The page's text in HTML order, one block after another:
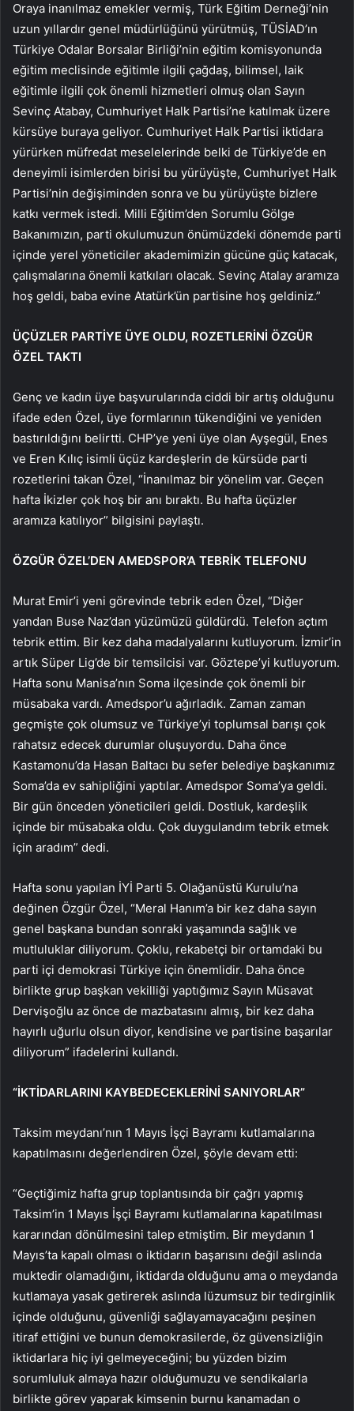
Oraya inanılmaz emekler vermiş, Türk Eğitim Derneği’nin
uzun yıllardır genel müdürlüğünü yürütmüş, TÜSİAD’ın
Türkiye Odalar Borsalar Birliği’nin eğitim komisyonunda
eğitim meclisinde eğitimle ilgili çağdaş, bilimsel, laik
eğitimle ilgili çok önemli hizmetleri olmuş olan Sayın
Sevinç Atabay, Cumhuriyet Halk Partisi’ne katılmak üzere
kürsüye buraya geliyor. Cumhuriyet Halk Partisi iktidara
yürürken müfredat meselelerinde belki de Türkiye’de en
deneyimli isimlerden birisi bu yürüyüşte, Cumhuriyet Halk
Partisi’nin değişiminden sonra ve bu yürüyüşte bizlere
katkı vermek istedi. Milli Eğitim’den Sorumlu Gölge
Bakanımızın, parti okulumuzun önümüzdeki dönemde parti
içinde yerel yöneticiler akademimizin gücüne güç katacak,
çalışmalarına önemli katkıları olacak. Sevinç Atalay aramıza
hoş geldi, baba evine Atatürk’ün partisine hoş geldiniz.”
ÜÇÜZLER PARTİYE ÜYE OLDU, ROZETLERİNİ ÖZGÜR
ÖZEL TAKTI
Genç ve kadın üye başvurularında ciddi bir artış olduğunu
ifade eden Özel, üye formlarının tükendiğini ve yeniden
bastırıldığını belirtti. CHP’ye yeni üye olan Ayşegül, Enes
ve Eren Kılıç isimli üçüz kardeşlerin de kürsüde parti
rozetlerini takan Özel, “İnanılmaz bir yönelim var. Geçen
hafta İkizler çok hoş bir anı bıraktı. Bu hafta üçüzler
aramıza katılıyor” bilgisini paylaştı.
ÖZGÜR ÖZEL’DEN AMEDSPOR’A TEBRİK TELEFONU
Murat Emir’i yeni görevinde tebrik eden Özel, “Diğer
yandan Buse Naz’dan yüzümüzü güldürdü. Telefon açtım
tebrik ettim. Bir kez daha madalyalarını kutluyorum. İzmir’in
artık Süper Lig’de bir temsilcisi var. Göztepe’yi kutluyorum.
Hafta sonu Manisa’nın Soma ilçesinde çok önemli bir
müsabaka vardı. Amedspor’u ağırladık. Zaman zaman
geçmişte çok olumsuz ve Türkiye’yi toplumsal barışı çok
rahatsız edecek durumlar oluşuyordu. Daha önce
Kastamonu’da Hasan Baltacı bu sefer belediye başkanımız
Soma’da ev sahipliğini yaptılar. Amedspor Soma’ya geldi.
Bir gün önceden yöneticileri geldi. Dostluk, kardeşlik
içinde bir müsabaka oldu. Çok duygulandım tebrik etmek
için aradım” dedi.
Hafta sonu yapılan İYİ Parti 5. Olağanüstü Kurulu’na
değinen Özgür Özel, “Meral Hanım’a bir kez daha sayın
genel başkana bundan sonraki yaşamında sağlık ve
mutluluklar diliyorum. Çoklu, rekabetçi bir ortamdaki bu
parti içi demokrasi Türkiye için önemlidir. Daha önce
birlikte grup başkan vekilliği yaptığımız Sayın Müsavat
Dervişoğlu az önce de mazbatasını almış, bir kez daha
hayırlı uğurlu olsun diyor, kendisine ve partisine başarılar
diliyorum” ifadelerini kullandı.
“İKTİDARLARINI KAYBEDECEKLERİNİ SANIYORLAR”
Taksim meydanı’nın 1 Mayıs İşçi Bayramı kutlamalarına
kapatılmasını değerlendiren Özel, şöyle devam etti:
“Geçtiğimiz hafta grup toplantısında bir çağrı yapmış
Taksim’in 1 Mayıs İşçi Bayramı kutlamalarına kapatılması
kararından dönülmesini talep etmiştim. Bir meydanın 1
Mayıs’ta kapalı olması o iktidarın başarısını değil aslında
muktedir olamadığını, iktidarda olduğunu ama o meydanda
kutlamaya yasak getirerek aslında lüzumsuz bir tedirginlik
içinde olduğunu, güvenliği sağlayamayacağını peşinen
itiraf ettiğini ve bunun demokrasilerde, öz güvensizliğin
iktidarlara hiç iyi gelmeyeceğini; bu yüzden bizim
sorumluluk almaya hazır olduğumuzu ve sendikalarla
birlikte görev yaparak kimsenin burnu kanamadan o